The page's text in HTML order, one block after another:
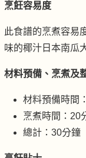
烹飪容易度
此食譜的烹煮容易
味的椰汁日本南瓜
材料預備、烹煮及
材料預備時間
烹煮時間：20
總計：30分鐘